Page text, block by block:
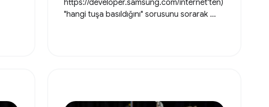
https://developer.samsung.com/internet'ten)
"hangi tuşa basıldığını" sorusunu sorarak ...